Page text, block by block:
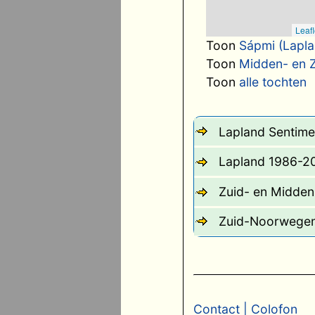
Toon Sápmi
Toon Midden- en
Toon alle tochten
Lapland
Lapland 1986-
Zuid- en
Zuid-
Contact | Colofon